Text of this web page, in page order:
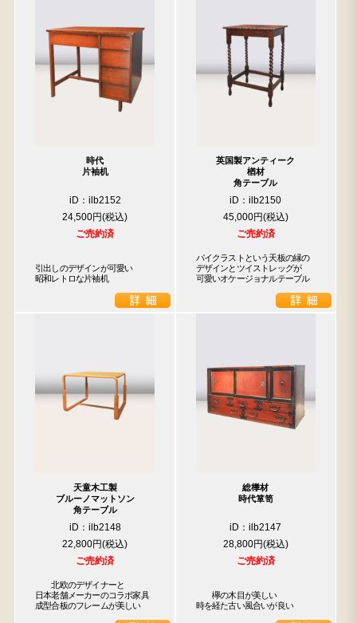
時代
片袖机
iD：ilb2152
24,500円
ご売約済
引出しのデザインが可愛い
昭和レトロな片袖机
英国製アンティーク
楢材
角テーブル
iD：ilb2150
45,000円
ご売約済
パイクラストという天板の縁の
デザインとツイストレッグが
可愛いオケージョナルテーブル
天童木工製
ブルーノマットソン
角テーブル
iD：ilb2148
22,800円
ご売約済
北欧のデザイナーと
日本老舗メーカーのコラボ家具
成型合板のフレームが美しい
総﨔材
時代箪笥
iD：ilb2147
28,800円
ご売約済
欅の木目が美しい
時を経た古い風合いが良い